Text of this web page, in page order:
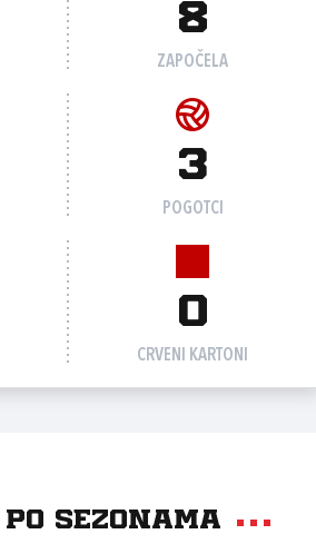
8
ZAPOČELA
3
POGOTCI
0
CRVENI KARTONI
sezonama